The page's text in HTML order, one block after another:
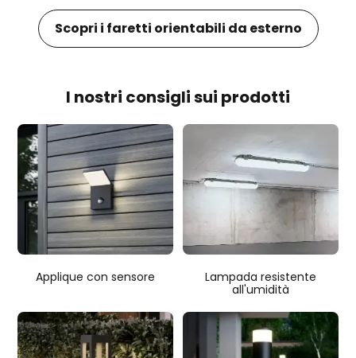
Scopri i faretti orientabili da esterno
I nostri consigli sui prodotti
Applique con sensore
Lampada resistente
all'umidità